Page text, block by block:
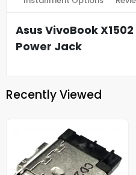
Asus VivoBook
Power Jack
Recently Viewed